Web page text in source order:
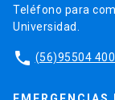
Teléfono para
Universidad.
phone (56)95504